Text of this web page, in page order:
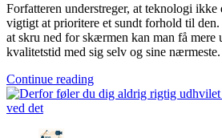
Forfatteren understreger, at teknologi ikke
vigtigt at prioritere et sundt forhold til
at skru ned for skærmen kan man få mere
kvalitetstid med sig selv og sine nærmeste.
Continue reading